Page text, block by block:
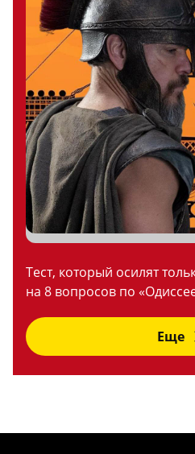
Тест, который осилят
на 8 вопросов по
Еще